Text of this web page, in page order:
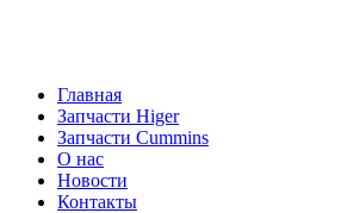
Главная
Запчасти Higer
Запчасти Cummins
О нас
Новости
Контакты